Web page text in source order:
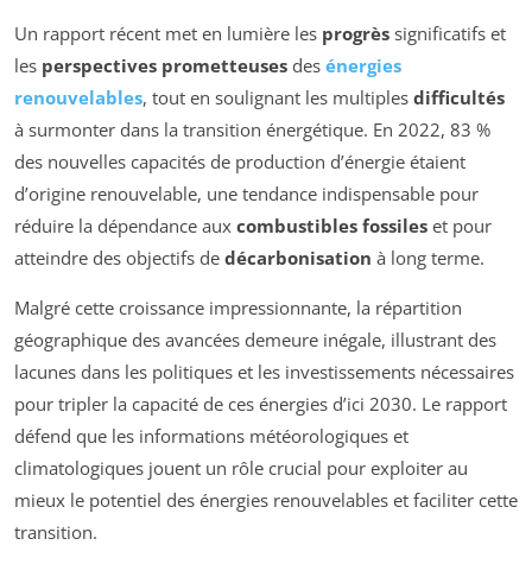
Un rapport récent met en lumière les progrès significatifs et
les perspectives prometteuses des énergies
renouvelables, tout en soulignant les multiples difficultés
à surmonter dans la transition énergétique. En 2022, 83 %
des nouvelles capacités de production d’énergie étaient
d’origine renouvelable, une tendance indispensable pour
réduire la dépendance aux combustibles fossiles et pour
atteindre des objectifs de décarbonisation à long terme.
Malgré cette croissance impressionnante, la répartition
géographique des avancées demeure inégale, illustrant des
lacunes dans les politiques et les investissements nécessaires
pour tripler la capacité de ces énergies d’ici 2030. Le rapport
défend que les informations météorologiques et
climatologiques jouent un rôle crucial pour exploiter au
mieux le potentiel des énergies renouvelables et faciliter cette
transition.